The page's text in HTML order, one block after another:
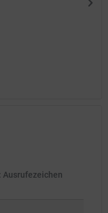
Ausrufezeichen